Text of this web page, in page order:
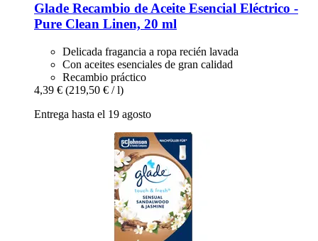
Glade Recambio de Aceite Esencial Eléctrico -​
Pure Clean Linen, 20 ml
Delicada fragancia a ropa recién lavada
Con aceites esenciales de gran calidad
Recambio práctico
4,39 € (219,50 € / l)
Entrega hasta el 19 agosto